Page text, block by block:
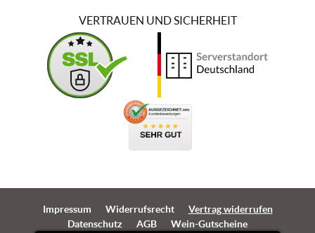
VERTRAUEN UND SICHERHEIT
Impressum Widerrufsrecht
Vertrag widerrufen
Datenschutz
AGB Wein-Gutscheine